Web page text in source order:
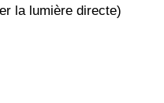
la lumière directe)